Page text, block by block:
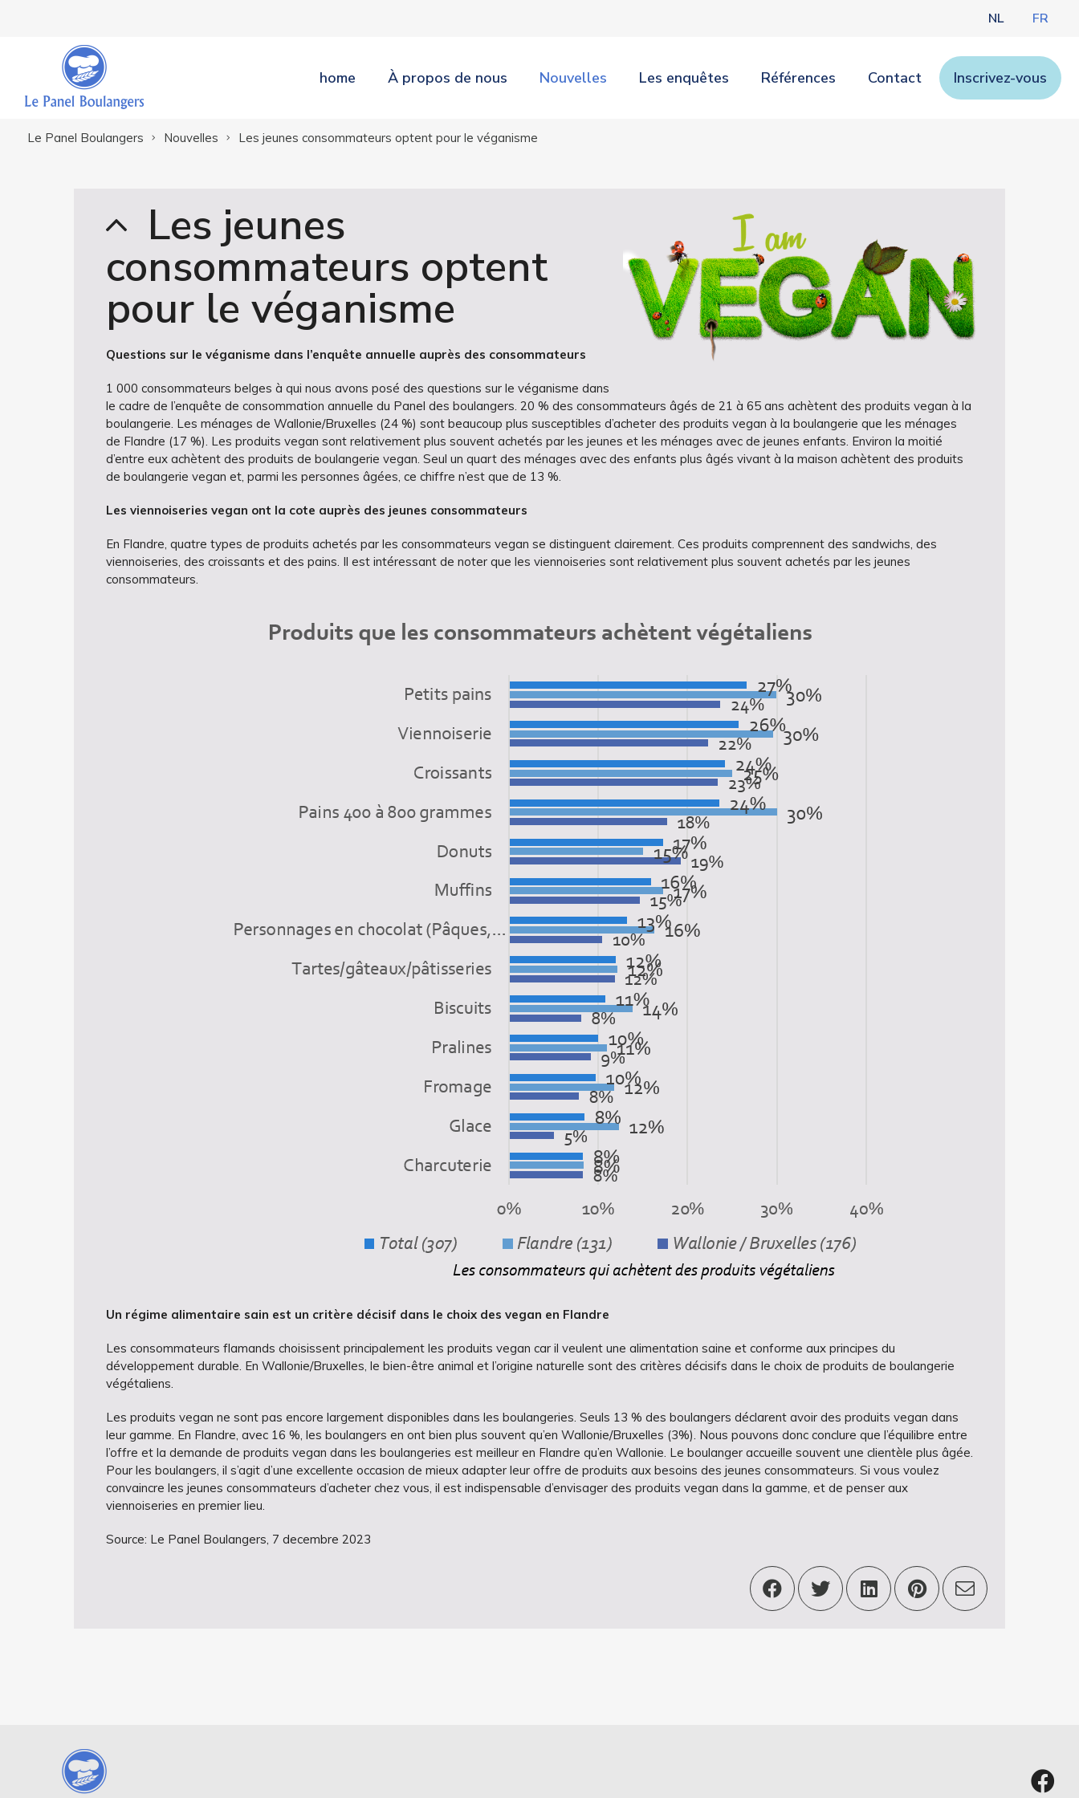
NL FR
home À propos de nous Nouvelles Les enquêtes Références Contact Inscrivez-vous
Le Panel Boulangers Nouvelles Les jeunes consommateurs optent pour le véganisme
Les jeunes
consommateurs optent
pour le véganisme
Questions sur le véganisme dans l’enquête annuelle auprès des consommateurs
1 000 consommateurs belges à qui nous avons posé des questions sur le véganisme dans
le cadre de l’enquête de consommation annuelle du Panel des boulangers. 20 % des consommateurs âgés de 21 à 65 ans achètent des produits vegan à la
boulangerie. Les ménages de Wallonie/Bruxelles (24 %) sont beaucoup plus susceptibles d’acheter des produits vegan à la boulangerie que les ménages
de Flandre (17 %). Les produits vegan sont relativement plus souvent achetés par les jeunes et les ménages avec de jeunes enfants. Environ la moitié
d’entre eux achètent des produits de boulangerie vegan. Seul un quart des ménages avec des enfants plus âgés vivant à la maison achètent des produits
de boulangerie vegan et, parmi les personnes âgées, ce chiffre n’est que de 13 %.
Les viennoiseries vegan ont la cote auprès des jeunes consommateurs
En Flandre, quatre types de produits achetés par les consommateurs vegan se distinguent clairement. Ces produits comprennent des sandwichs, des
viennoiseries, des croissants et des pains. Il est intéressant de noter que les viennoiseries sont relativement plus souvent achetés par les jeunes
consommateurs.
Un régime alimentaire sain est un critère décisif dans le choix des vegan en Flandre
Les consommateurs flamands choisissent principalement les produits vegan car il veulent une alimentation saine et conforme aux principes du
développement durable. En Wallonie/Bruxelles, le bien-être animal et l’origine naturelle sont des critères décisifs dans le choix de produits de boulangerie
végétaliens.
Les produits vegan ne sont pas encore largement disponibles dans les boulangeries. Seuls 13 % des boulangers déclarent avoir des produits vegan dans
leur gamme. En Flandre, avec 16 %, les boulangers en ont bien plus souvent qu’en Wallonie/Bruxelles (3%). Nous pouvons donc conclure que l’équilibre entre
l’offre et la demande de produits vegan dans les boulangeries est meilleur en Flandre qu’en Wallonie. Le boulanger accueille souvent une clientèle plus âgée.
Pour les boulangers, il s’agit d’une excellente occasion de mieux adapter leur offre de produits aux besoins des jeunes consommateurs. Si vous voulez
convaincre les jeunes consommateurs d’acheter chez vous, il est indispensable d’envisager des produits vegan dans la gamme, et de penser aux
viennoiseries en premier lieu.
Source: Le Panel Boulangers, 7 decembre 2023